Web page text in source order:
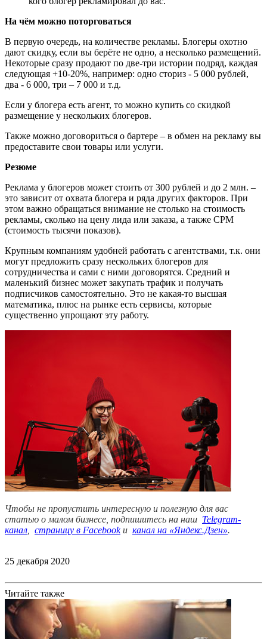
На чём можно поторговаться
В первую очередь, на количестве рекламы. Блогеры охотно
дают скидку, если вы берёте не одно, а несколько размещений.
Некоторые сразу продают по две-три истории подряд, каждая
следующая +10-20%, например: одно сториз - 5 000 рублей,
два - 6 000, три – 7 000 и т.д.
Если у блогера есть агент, то можно купить со скидкой
размещение у нескольких блогеров.
Также можно договориться о бартере – в обмен на рекламу вы
предоставите свои товары или услуги.
Резюме
Реклама у блогеров может стоить от 300 рублей и до 2 млн. –
это зависит от охвата блогера и ряда других факторов. При
этом важно обращаться внимание не столько на стоимость
рекламы, сколько на цену лида или заказа, а также CPM
(стоимость тысячи показов).
Крупным компаниям удобней работать с агентствами, т.к. они
могут предложить сразу нескольких блогеров для
сотрудничества и сами с ними договорятся. Средний и
маленький бизнес может закупать трафик и получать
подписчиков самостоятельно. Это не какая-то высшая
математика, плюс на рынке есть сервисы, которые
существенно упрощают эту работу.
Чтобы не пропустить интересную и полезную для вас
статью о малом бизнесе, подпишитесь на наш Telegram-
канал
страницу в Facebookи канал на «Яндекс.Дзен».
25 декабря 2020
Читайте также